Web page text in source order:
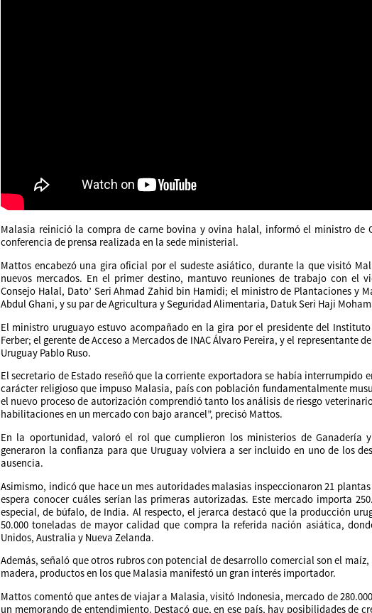
Malasia reinició la compra de carne bovina y ovina halal, informó el ministro de
conferencia de prensa realizada en la sede ministerial.
Mattos encabezó una gira oficial por el sudeste asiático, durante la que visitó
nuevos mercados. En el primer destino, mantuvo reuniones de trabajo con el
Consejo Halal, Dato’ Seri Ahmad Zahid bin Hamidi; el ministro de Plantaciones y
Abdul Ghani, y su par de Agricultura y Seguridad Alimentaria, Datuk Seri Haji
El ministro uruguayo estuvo acompañado en la gira por el presidente del Instituto
Ferber; el gerente de Acceso a Mercados de INAC Álvaro Pereira, y el representante
Uruguay Pablo Ruso.
El secretario de Estado reseñó que la corriente exportadora se había interrumpido
carácter religioso que impuso Malasia, país con población fundamentalmente
el nuevo proceso de autorización comprendió tanto los análisis de riesgo
habilitaciones en un mercado con bajo arancel”, precisó Mattos.
En la oportunidad, valoró el rol que cumplieron los ministerios de Ganadería y
generaron la confianza para que Uruguay volviera a ser incluido en uno de los
ausencia.
Asimismo, indicó que hace un mes autoridades malasias inspeccionaron 21
espera conocer cuáles serían las primeras autorizadas. Este mercado importa
especial, de búfalo, de India. Al respecto, el jerarca destacó que la producción
50.000 toneladas de mayor calidad que compra la referida nación asiática,
Unidos, Australia y Nueva Zelanda.
Además, señaló que otros rubros con potencial de desarrollo comercial son el
madera, productos en los que Malasia manifestó un gran interés importador.
Mattos comentó que antes de viajar a Malasia, visitó Indonesia, mercado de
un memorando de entendimiento. Destacó que, en ese país, hay posibilidades de